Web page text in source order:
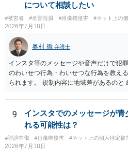
について相談したい
#被害者 #名誉毀損 #肖像権侵害 #ネット上の
2026年7月18日
奥村 徹 弁護士
インスタ等のメッセージや音声だけで犯
のわいせつ行為・わいせつな行為を教え
られます。 規制内容に地域差があるのと
す。
9
インスタでのメッセージが
れる可能性は？
#誹謗中傷 #肖像権侵害 #ネット上の個人特定被
2026年7月18日